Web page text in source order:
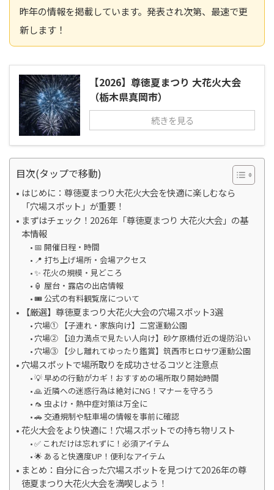
昨年の情報を掲載しています。発表され次第、最速で更
新します！
【2026】尊徳夏まつり 大花火大会
（栃木県真岡市）
続きを見る
目次(タップで移動)
はじめに：尊徳夏まつり大花火大会を快適に楽しむなら
「穴場スポット」が重要！
まずはチェック！2026年「尊徳夏まつり 大花火大会」の基
本情報
📅 開催日程・時間
📍 打ち上げ場所・会場アクセス
✨ 花火の規模・見どころ
🏮 屋台・露店の出店情報
🎟️ 公式の有料観覧席について
【厳選】尊徳夏まつり大花火大会の穴場スポット3選
穴場① 【子連れ・家族向け】二宮運動公園
穴場② 【迫力満点で見たい人向け】砂ケ原橋付近の堤防沿い
穴場③ 【少し離れてゆったり鑑賞】筑西市ヒロサワ運動公園
穴場スポットで場所取りを成功させるコツと注意点
💡 早めの行動がカギ！おすすめの場所取り開始時間
🙏 近隣への迷惑行為は絶対にNG！マナーを守ろう
🦟 虫よけ・熱中症対策は万全に
🚗 交通規制や駐車場の情報を事前に確認
花火大会をより快適に！穴場スポットでの持ち物リスト
✅ これだけは忘れずに！必須アイテム
🌟 あると快適度UP！便利なアイテム
まとめ：自分に合った穴場スポットを見つけて2026年の尊
徳夏まつり大花火大会を満喫しよう！